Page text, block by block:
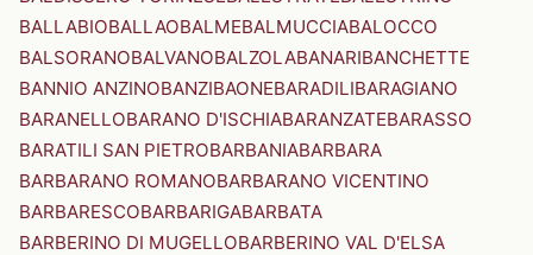
BALLABIOBALLAOBALMEBALMUCCIABALOCCO
BALSORANOBALVANOBALZOLABANARIBANCHETTE
BANNIO ANZINOBANZIBAONEBARADILIBARAGIANO
BARANELLOBARANO D'ISCHIABARANZATEBARASSO
BARATILI SAN PIETROBARBANIABARBARA
BARBARANO ROMANOBARBARANO VICENTINO
BARBARESCOBARBARIGABARBATA
BARBERINO DI MUGELLOBARBERINO VAL D'ELSA